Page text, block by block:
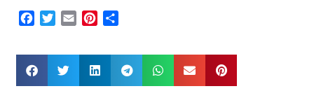
Facebook
Twitter
Email Pinterest